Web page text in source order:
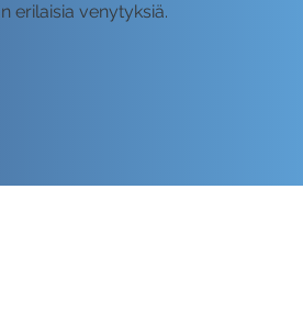
erilaisia venytyksiä.